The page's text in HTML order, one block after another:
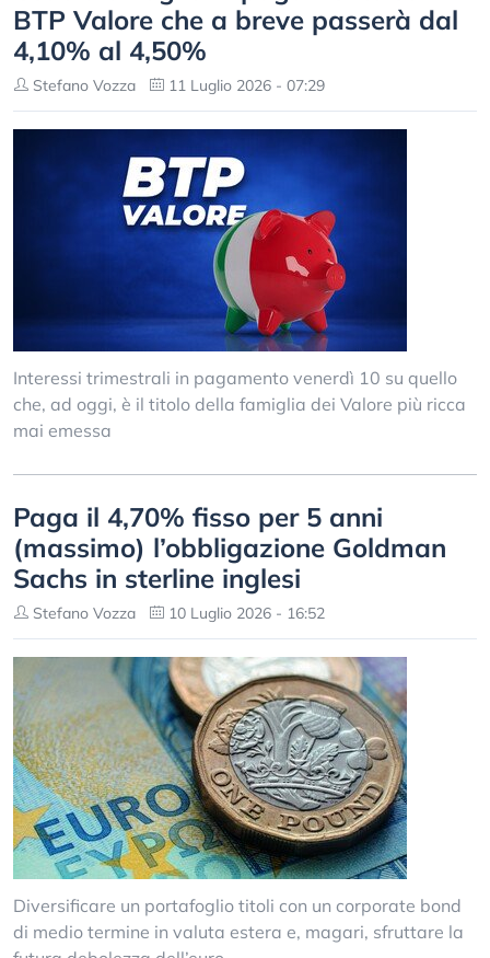
BTP Valore che a breve passerà dal
4,10% al 4,50%
Stefano Vozza 11 Luglio 2026 - 07:29
Interessi trimestrali in pagamento venerdì 10 su quello
che, ad oggi, è il titolo della famiglia dei Valore più ricca
mai emessa
Paga il 4,70% fisso per 5 anni
(massimo) l’obbligazione Goldman
Sachs in sterline inglesi
Stefano Vozza 10 Luglio 2026 - 16:52
Diversificare un portafoglio titoli con un corporate bond
di medio termine in valuta estera e, magari, sfruttare la